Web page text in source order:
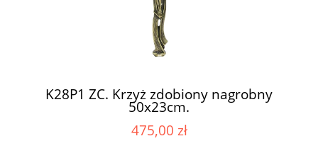
K28P1 ZC. Krzyż zdobiony nagrobny
50x23cm.
475,00 zł